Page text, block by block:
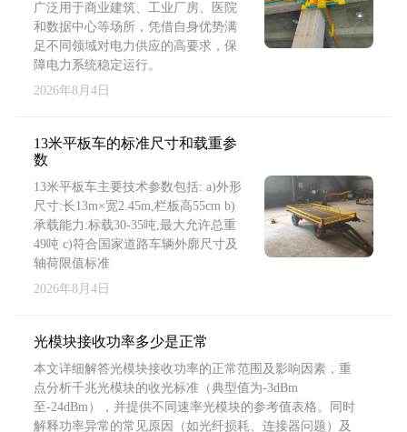
广泛用于商业建筑、工业厂房、医院
和数据中心等场所，凭借自身优势满
足不同领域对电力供应的高要求，保
障电力系统稳定运行。
2026年8月4日
13米平板车的标准尺寸和载重参
数
13米平板车主要技术参数包括: a)外形
尺寸:长13m×宽2.45m,栏板高55cm b)
承载能力:标载30-35吨,最大允许总重
49吨 c)符合国家道路车辆外廓尺寸及
轴荷限值标准
2026年8月4日
光模块接收功率多少是正常
本文详细解答光模块接收功率的正常范围及影响因素，重
点分析千兆光模块的收光标准（典型值为-3dBm
至-24dBm），并提供不同速率光模块的参考值表格。同时
解释功率异常的常见原因（如光纤损耗、连接器问题）及